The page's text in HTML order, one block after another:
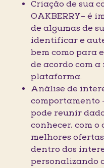
Criação de sua
OAKBERRY– é
de algumas de
identificar e
bem como para
de acordo com
plataforma.
Análise de
comportamento
pode reunir
conhecer, com
melhores
dentro dos
personalizando